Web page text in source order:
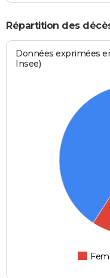
Répartition des
Données exprimées
Insee)